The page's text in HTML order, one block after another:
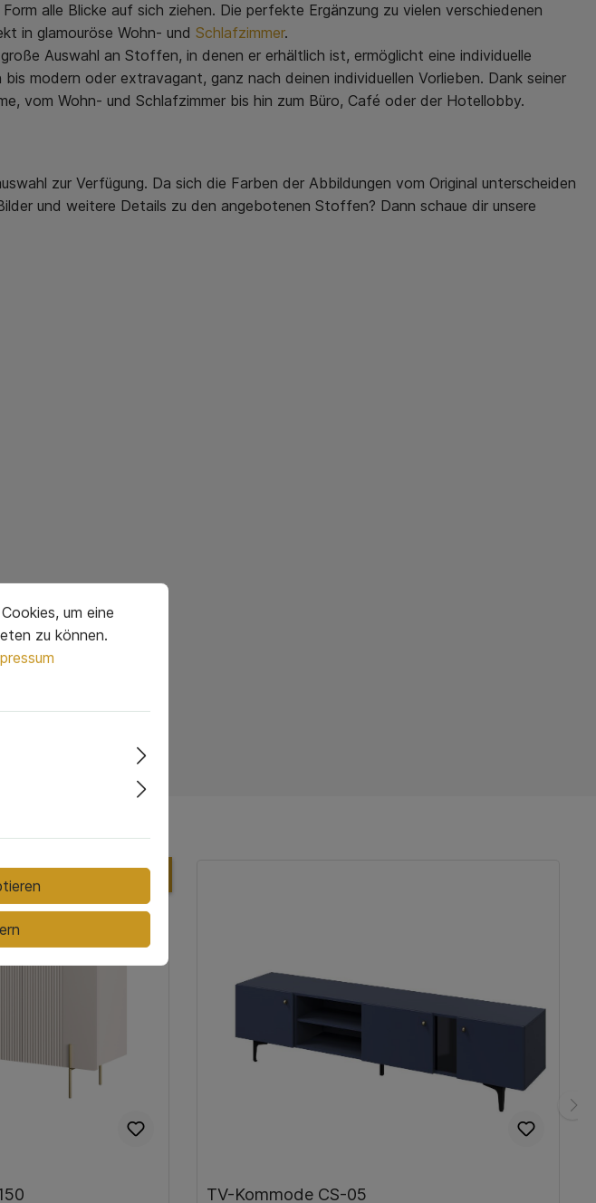
alle Blicke auf sich ziehen. Die perfekte Ergänzung zu vielen verschiedenen
in glamouröse Wohn- und Schlafzimmer.
Auswahl an Stoffen, in denen er erhältlich ist, ermöglicht eine individuelle
modern oder extravagant, ganz nach deinen individuellen Vorlieben. Dank seiner
vom Wohn- und Schlafzimmer bis hin zum Büro, Café oder der Hotellobby.
zur Verfügung. Da sich die Farben der Abbildungen vom Original unterscheiden
und weitere Details zu den angebotenen Stoffen? Dann schaue dir unsere
%
TV-Kommode CS-05
um eine
zu können.